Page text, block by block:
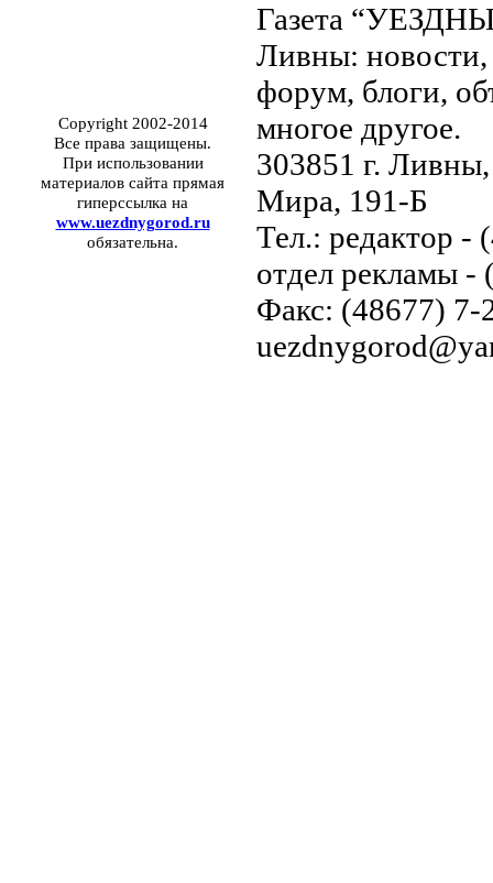
Copyright 2002-2014
Все права защищены.
При использовании
материалов сайта прямая
гиперссылка на
www.uezdnygorod.ru
обязательна.
Газета
Ливны: новости,
форум, блоги,
многое другое.
303851 г.
Мира, 191-Б
Тел.: редактор -
отдел рекламы -
Факс: (48677) 7-